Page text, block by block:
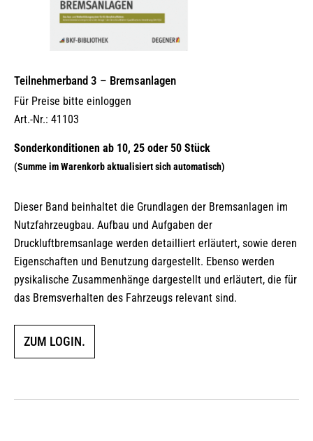
Teilnehmerband 3 – Bremsanlagen
Für Preise bitte einloggen
Art.-Nr.: 41103
Dieser Band beinhaltet die Grundlagen der Bremsanlagen im
Nutzfahrzeugbau. Aufbau und Aufgaben der
Druckluftbremsanlage werden detailliert erläutert, sowie deren
Eigenschaften und Benutzung dargestellt. Ebenso werden
pysikalische Zusammenhänge dargestellt und erläutert, die für
das Bremsverhalten des Fahrzeugs relevant sind.
ZUM LOGIN.